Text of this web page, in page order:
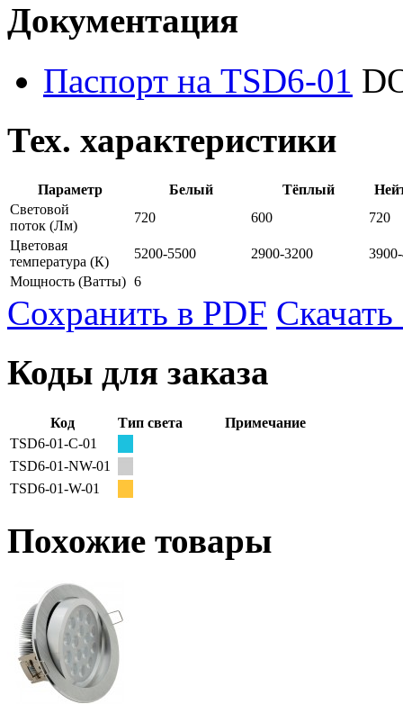
Документация
Паспорт на TSD6-01
Тех. характеристики
Параметр Белый Тёплый
Световой
поток (Лм)
720 600
720
Цветовая
температура (К)
5200-5500 2900-3200
Мощность (Ватты) 6
Сохранить в PDF
Коды для заказа
Код Тип света
Примечание
TSD6-01-C-01
TSD6-01-NW-01
TSD6-01-W-01
Похожие товары